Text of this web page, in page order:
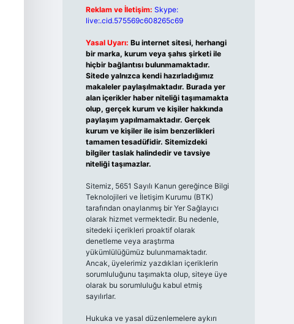
Reklam ve İletişim: Skype:
live:.cid.575569c608265c69
Yasal Uyarı: Bu internet sitesi, herhangi
bir marka, kurum veya şahıs şirketi ile
hiçbir bağlantısı bulunmamaktadır.
Sitede yalnızca kendi hazırladığımız
makaleler paylaşılmaktadır. Burada yer
alan içerikler haber niteliği taşımamakta
olup, gerçek kurum ve kişiler hakkında
paylaşım yapılmamaktadır. Gerçek
kurum ve kişiler ile isim benzerlikleri
tamamen tesadüfidir. Sitemizdeki
bilgiler taslak halindedir ve tavsiye
niteliği taşımazlar.
Sitemiz, 5651 Sayılı Kanun gereğince Bilgi
Teknolojileri ve İletişim Kurumu (BTK)
tarafından onaylanmış bir Yer Sağlayıcı
olarak hizmet vermektedir. Bu nedenle,
sitedeki içerikleri proaktif olarak
denetleme veya araştırma
yükümlülüğümüz bulunmamaktadır.
Ancak, üyelerimiz yazdıkları içeriklerin
sorumluluğunu taşımakta olup, siteye üye
olarak bu sorumluluğu kabul etmiş
sayılırlar.
Hukuka ve yasal düzenlemelere aykırı